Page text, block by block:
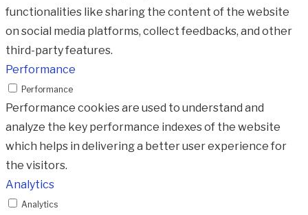
functionalities like sharing the content of the website
on social media platforms, collect feedbacks, and other
third-party features.
Performance
Performance
Performance cookies are used to understand and
analyze the key performance indexes of the website
which helps in delivering a better user experience for
the visitors.
Analytics
Analytics